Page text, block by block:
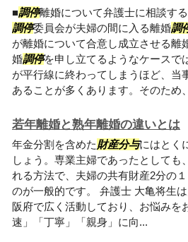
■調停離婚について弁護士に相談す
調停委員会が夫婦の間に入る離婚調
が離婚について合意し成立させる離
婚調停を申し立てるようなケースで
が平行線に終わってしまうほど、当
あることが多くあります。そのため、
若年離婚と熟年離婚の違いとは
年金分割を含めた財産分与にはとく
しょう。専業主婦であったとしても
れる方法で、夫婦の共有財産2分の
のが一般的です。 弁護士 大亀将生
阪府で広く活動しており、お悩みを
速」「丁寧」「親身」に向...